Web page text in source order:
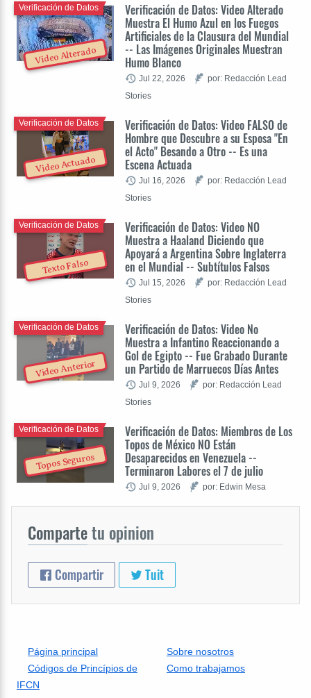
Video Alterado
Verificación de Datos: Video Alterado
Muestra El Humo Azul en los Fuegos
Artificiales de la Clausura del Mundial
-- Las Imágenes Originales Muestran
Humo Blanco
Verificación de Datos
Jul 22, 2026
por: Redacción Lead
Stories
Video Actuado
Verificación de Datos: Video FALSO de
Hombre que Descubre a su Esposa "En
el Acto" Besando a Otro -- Es una
Escena Actuada
Verificación de Datos
Jul 16, 2026
por: Redacción Lead
Stories
Texto Falso
Verificación de Datos: Video NO
Muestra a Haaland Diciendo que
Apoyará a Argentina Sobre Inglaterra
en el Mundial -- Subtítulos Falsos
Verificación de Datos
Jul 15, 2026
por: Redacción Lead
Stories
Video Anterior
Verificación de Datos: Video No
Muestra a Infantino Reaccionando a
Gol de Egipto -- Fue Grabado Durante
un Partido de Marruecos Días Antes
Verificación de Datos
Jul 9, 2026
por: Redacción Lead
Stories
Topos Seguros
Verificación de Datos: Miembros de Los
Topos de México NO Están
Desaparecidos en Venezuela --
Terminaron Labores el 7 de julio
Verificación de Datos
Jul 9, 2026 por: Edwin Mesa
Compartetu opinion
Compartir Tuit
Página principal
Sobre nosotros
Códigos de Princípios de
IFCN
Como trabajamos